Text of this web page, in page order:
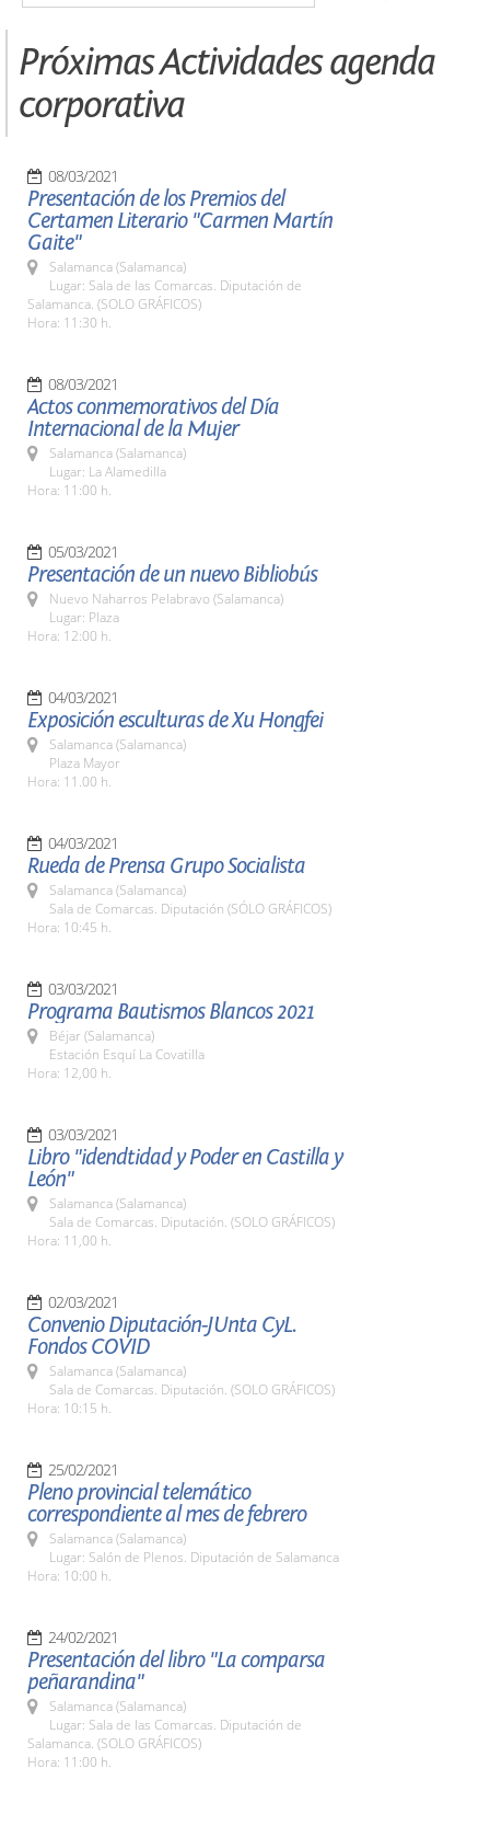
Próximas Actividades agenda
corporativa
08/03/2021
Presentación de los Premios del
Certamen Literario "Carmen Martín
Gaite"
Salamanca (Salamanca)
Lugar: Sala de las Comarcas. Diputación de
Salamanca. (SOLO GRÁFICOS)
Hora: 11:30 h.
08/03/2021
Actos conmemorativos del Día
Internacional de la Mujer
Salamanca (Salamanca)
Lugar: La Alamedilla
Hora: 11:00 h.
05/03/2021
Presentación de un nuevo Bibliobús
Nuevo Naharros Pelabravo (Salamanca)
Lugar: Plaza
Hora: 12:00 h.
04/03/2021
Exposición esculturas de Xu Hongfei
Salamanca (Salamanca)
Plaza Mayor
Hora: 11.00 h.
04/03/2021
Rueda de Prensa Grupo Socialista
Salamanca (Salamanca)
Sala de Comarcas. Diputación (SÓLO GRÁFICOS)
Hora: 10:45 h.
03/03/2021
Programa Bautismos Blancos 2021
Béjar (Salamanca)
Estación Esquí La Covatilla
Hora: 12,00 h.
03/03/2021
Libro "idendtidad y Poder en Castilla y
León"
Salamanca (Salamanca)
Sala de Comarcas. Diputación. (SOLO GRÁFICOS)
Hora: 11,00 h.
02/03/2021
Convenio Diputación-JUnta CyL.
Fondos COVID
Salamanca (Salamanca)
Sala de Comarcas. Diputación. (SOLO GRÁFICOS)
Hora: 10:15 h.
25/02/2021
Pleno provincial telemático
correspondiente al mes de febrero
Salamanca (Salamanca)
Lugar: Salón de Plenos. Diputación de Salamanca
Hora: 10:00 h.
24/02/2021
Presentación del libro "La comparsa
peñarandina"
Salamanca (Salamanca)
Lugar: Sala de las Comarcas. Diputación de
Salamanca. (SOLO GRÁFICOS)
Hora: 11:00 h.